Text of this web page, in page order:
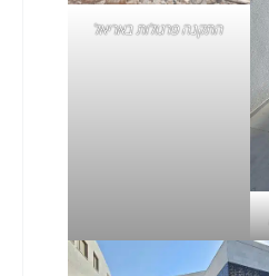
התקנה פרגולות באריאל